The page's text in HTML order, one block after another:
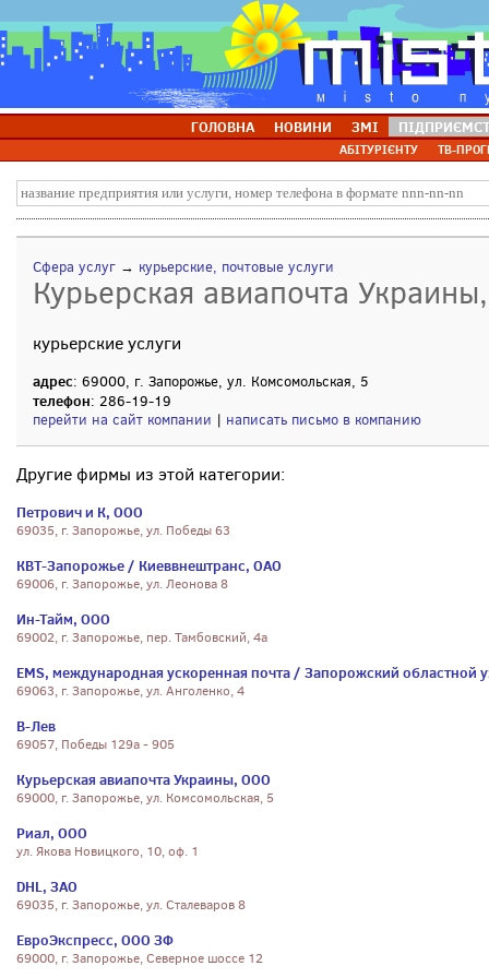
ГОЛОВНА НОВИНИ ЗМІ
АБІТУРІЄНТУ ТВ-
Сфера услуг → курьерские, почтовые услуги
Курьерская авиапочта
курьерские услуги
адрес: 69000, г. Запорожье, ул. Комсомольская, 5
телефон: 286-19-19
перейти на сайт компании | написать письмо в компанию
Другие фирмы из этой категории:
Петрович и К, ООО
69035, г. Запорожье, ул. Победы 63
КВТ-Запорожье / Киеввнештранс, ОАО
69006, г. Запорожье, ул. Леонова 8
Ин-Тайм, ООО
69002, г. Запорожье, пер. Тамбовский, 4а
EMS, международная ускоренная почта / Запорожский областной
69063, г. Запорожье, ул. Анголенко, 4
В-Лев
69057, Победы 129а - 905
Курьерская авиапочта Украины, ООО
69000, г. Запорожье, ул. Комсомольская, 5
Риал, ООО
ул. Якова Новицкого, 10, оф. 1
DHL, ЗАО
69035, г. Запорожье, ул. Сталеваров 8
ЕвроЭкспресс, ООО ЗФ
69000, г. Запорожье, Северное шоссе 12